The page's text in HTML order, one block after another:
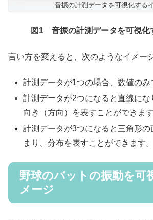
音振の計測データを可視化する
図1 音振の計測データを可視化
言い方を変えると、次のようなイメー
計測データが1つの場合、数値のみ
計測データが2つになると直線にな
向き（方向）を表すことができます
計測データが3つになると三角形の
まり、分布を表すことができます。
野球のバットの振動を可
メージ